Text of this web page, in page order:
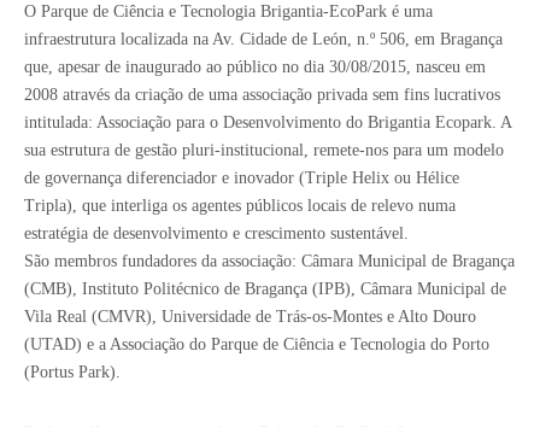
O Parque de Ciência e Tecnologia Brigantia-EcoPark é uma
infraestrutura localizada na Av. Cidade de León, n.º 506, em Bragança
que, apesar de inaugurado ao público no dia 30/08/2015, nasceu em
2008 através da criação de uma associação privada sem fins lucrativos
intitulada: Associação para o Desenvolvimento do Brigantia Ecopark. A
sua estrutura de gestão pluri-institucional, remete-nos para um modelo
de governança diferenciador e inovador (Triple Helix ou Hélice
Tripla), que interliga os agentes públicos locais de relevo numa
estratégia de desenvolvimento e crescimento sustentável.
São membros fundadores da associação: Câmara Municipal de Bragança
(CMB), Instituto Politécnico de Bragança (IPB), Câmara Municipal de
Vila Real (CMVR), Universidade de Trás-os-Montes e Alto Douro
(UTAD) e a Associação do Parque de Ciência e Tecnologia do Porto
(Portus Park).